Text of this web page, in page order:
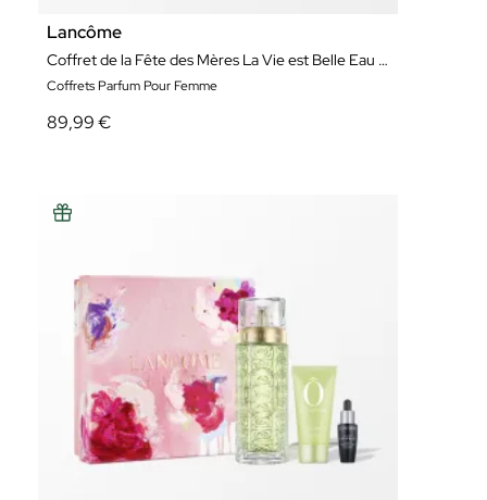
Lancôme
Coffret de la Fête des Mères La Vie est Belle Eau de Parfum Édition Limitée
Coffrets Parfum Pour Femme
89,99 €